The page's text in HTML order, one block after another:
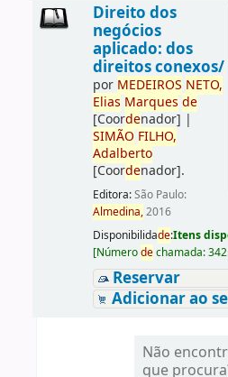
Direito dos
negócios
aplicado: dos
direitos conexos/
por MEDEIROS NETO,
Elias Marques de
[Coordenador] |
SIMÃO FILHO,
Adalberto
[Coordenador].
Editora:São Paulo:
Almedina,2016
Disponibilidade:Itens
[Númerodechamada:
Reservar
Adicionar ao
Não
que